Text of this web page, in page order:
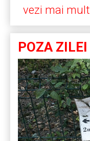
vezi mai mult
POZA ZILEI